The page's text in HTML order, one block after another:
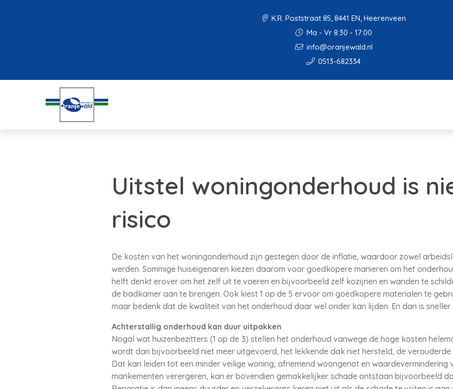
K.R. Poststraat 85, 8441 EN, Heerenveen
Ma - Vr 8:30 - 17:00
info@oranjewald.nl
0513-682334
Uitstel woningonderhoud is
risico
De kosten van het woningonderhoud zijn gestegen door de inflatie, waardoor zowel
werden. Sommige huiseigenaren kiezen daarom voor goedkopere manieren om het
helft denkt erover om het zelf uit te voeren en bijvoorbeeld zelf kozijnen en wanden te
de badkamer aan te brengen. Ook kiest 1 op de 5 ervoor om goedkopere materialen te
maar bedenk dat de kwaliteit van het onderhoud daar wel onder kan lijden. En dan is
Achterstallig onderhoud kan duur uitpakken
Nogal wat huizenbezitters (1 op de 3) stellen het onderhoud vanwege de hoge kosten
wordt dan bijvoorbeeld niet meer uitgevoerd, het lekkende dak niet hersteld, de
Dat kan leiden tot een minder veilige woning, afnemend woongenot en waardevermindering
mankementen verergeren, kan er bovendien gemakkelijker schade ontstaan bijvoorbeeld